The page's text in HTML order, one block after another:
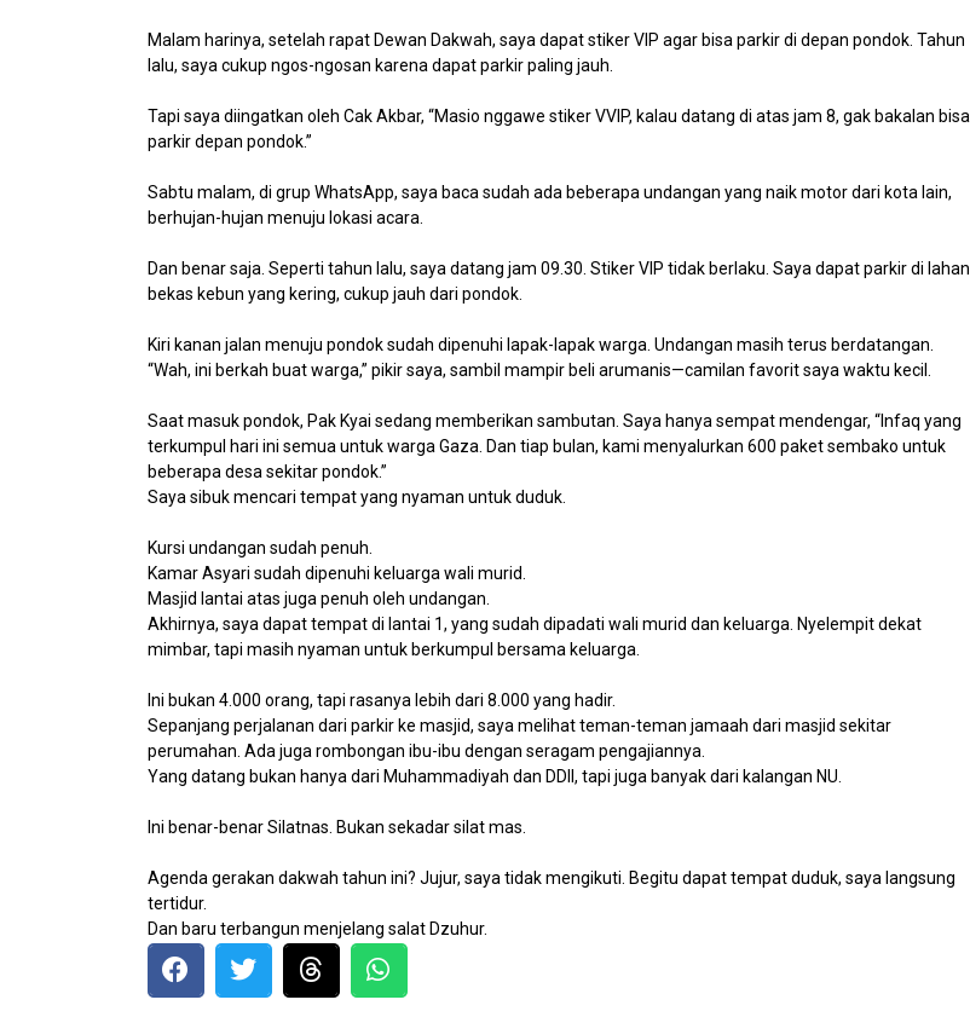
Malam harinya, setelah rapat Dewan Dakwah, saya dapat stiker VIP agar bisa parkir di depan pondok. Tahun
lalu, saya cukup ngos-ngosan karena dapat parkir paling jauh.
Tapi saya diingatkan oleh Cak Akbar, “Masio nggawe stiker VVIP, kalau datang di atas jam 8, gak bakalan bisa
parkir depan pondok.”
Sabtu malam, di grup WhatsApp, saya baca sudah ada beberapa undangan yang naik motor dari kota lain,
berhujan-hujan menuju lokasi acara.
Dan benar saja. Seperti tahun lalu, saya datang jam 09.30. Stiker VIP tidak berlaku. Saya dapat parkir di lahan
bekas kebun yang kering, cukup jauh dari pondok.
Kiri kanan jalan menuju pondok sudah dipenuhi lapak-lapak warga. Undangan masih terus berdatangan.
“Wah, ini berkah buat warga,” pikir saya, sambil mampir beli arumanis—camilan favorit saya waktu kecil.
Saat masuk pondok, Pak Kyai sedang memberikan sambutan. Saya hanya sempat mendengar, “Infaq yang
terkumpul hari ini semua untuk warga Gaza. Dan tiap bulan, kami menyalurkan 600 paket sembako untuk
beberapa desa sekitar pondok.”
Saya sibuk mencari tempat yang nyaman untuk duduk.
Kursi undangan sudah penuh.
Kamar Asyari sudah dipenuhi keluarga wali murid.
Masjid lantai atas juga penuh oleh undangan.
Akhirnya, saya dapat tempat di lantai 1, yang sudah dipadati wali murid dan keluarga. Nyelempit dekat
mimbar, tapi masih nyaman untuk berkumpul bersama keluarga.
Ini bukan 4.000 orang, tapi rasanya lebih dari 8.000 yang hadir.
Sepanjang perjalanan dari parkir ke masjid, saya melihat teman-teman jamaah dari masjid sekitar
perumahan. Ada juga rombongan ibu-ibu dengan seragam pengajiannya.
Yang datang bukan hanya dari Muhammadiyah dan DDII, tapi juga banyak dari kalangan NU.
Ini benar-benar Silatnas. Bukan sekadar silat mas.
Agenda gerakan dakwah tahun ini? Jujur, saya tidak mengikuti. Begitu dapat tempat duduk, saya langsung
tertidur.
Dan baru terbangun menjelang salat Dzuhur.